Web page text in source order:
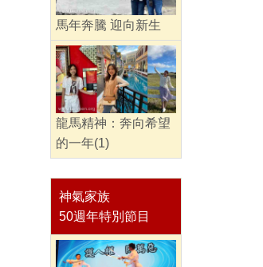
馬年奔騰 迎向新生
龍馬精神：奔向希望
的一年(1)
神氣家族
50週年特別節目